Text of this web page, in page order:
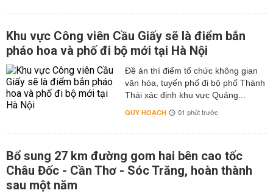
Khu vực Công viên Cầu Giấy sẽ là điểm bắn
pháo hoa và phố đi bộ mới tại Hà Nội
Đề án thí điểm tổ chức không gian
văn hóa, tuyến phố đi bộ phố Thành
Thái xác định khu vực Quảng...
QUY HOẠCH 01 phút trước
Bổ sung 27 km đường gom hai bên cao tốc
Châu Đốc - Cần Thơ - Sóc Trăng, hoàn thành
sau một năm